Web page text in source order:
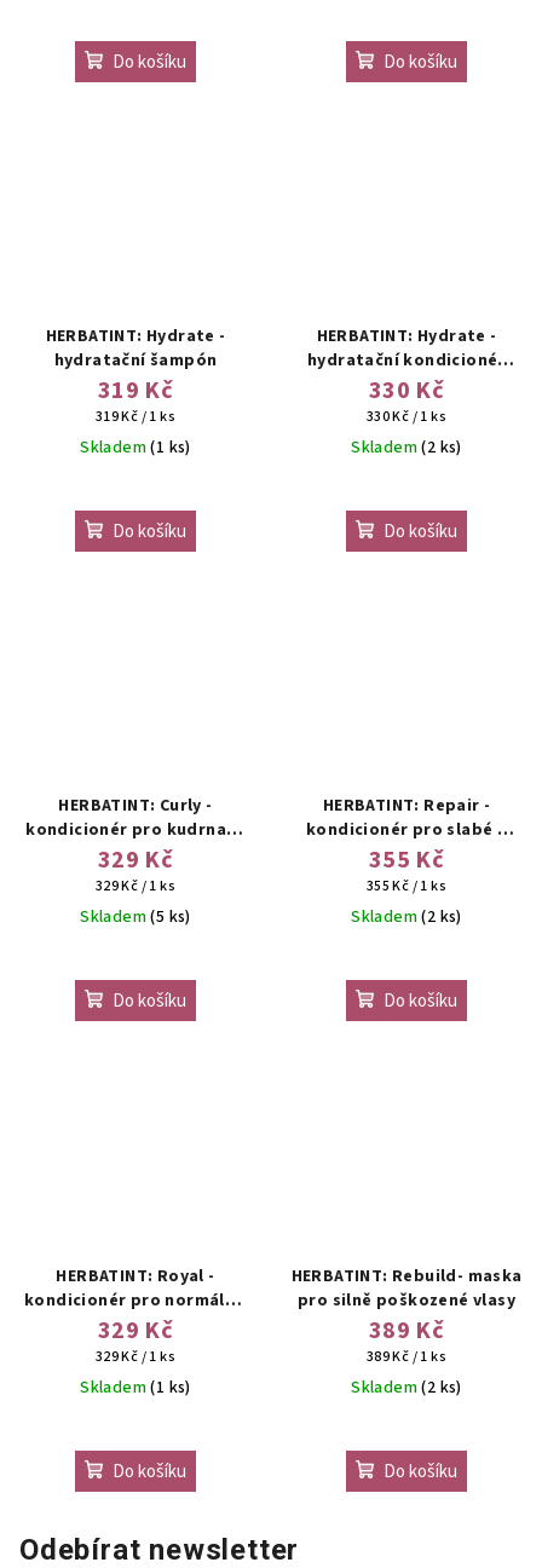
Do košíku Do košíku
HERBATINT: Hydrate -
hydratační šampón
319 Kč
Měrná
cena:
319 Kč / 1 ks
Skladem(1 ks)
Do košíku
HERBATINT: Hydrate -
hydratační kondicionér
pro suché a normální vlasy
330 Kč
Měrná
cena:
330 Kč / 1 ks
Skladem(2 ks)
Do košíku
HERBATINT: Curly -
kondicionér pro kudrnaté
a vlnité vlasy
329 Kč
Měrná
cena:
329 Kč / 1 ks
Skladem(5 ks)
Do košíku
HERBATINT: Repair -
kondicionér pro slabé a
poškozené vlasy
355 Kč
Měrná
cena:
355 Kč / 1 ks
Skladem(2 ks)
Do košíku
HERBATINT: Royal -
kondicionér pro normální,
slabé a barvené vlasy
329 Kč
Měrná
cena:
329 Kč / 1 ks
Skladem(1 ks)
Do košíku
HERBATINT: Rebuild- maska
pro silně poškozené vlasy
389 Kč
Měrná
cena:
389 Kč / 1 ks
Skladem(2 ks)
Do košíku
Odebírat newsletter